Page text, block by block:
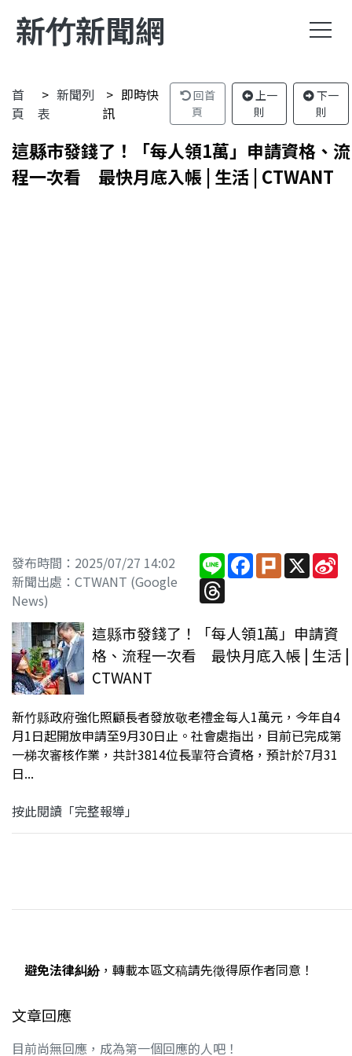
新竹新聞網
首
頁
新聞列
表
即時快
訊
回首
頁
上一
則
下一
則
這縣市發錢了！「每人領1萬」申請資格、流
程一次看 最快月底入帳 | 生活 | CTWANT
發布時間：2025/07/27 14:02
新聞出處：CTWANT (Google
News)
Line Facebook
PlurkX
Threads
這縣市發錢了！「每人領1萬」申請資
格、流程一次看 最快月底入帳 | 生活 |
CTWANT
新竹縣政府強化照顧長者發放敬老禮金每人1萬元，今年自4
月1日起開放申請至9月30日止。社會處指出，目前已完成第
一梯次審核作業，共計3814位長輩符合資格，預計於7月31
日...
按此閱讀「完整報導」
避免法律糾紛，轉載本區文稿請先徵得原作者同意！
文章回應
目前尚無回應，成為第一個回應的人吧！